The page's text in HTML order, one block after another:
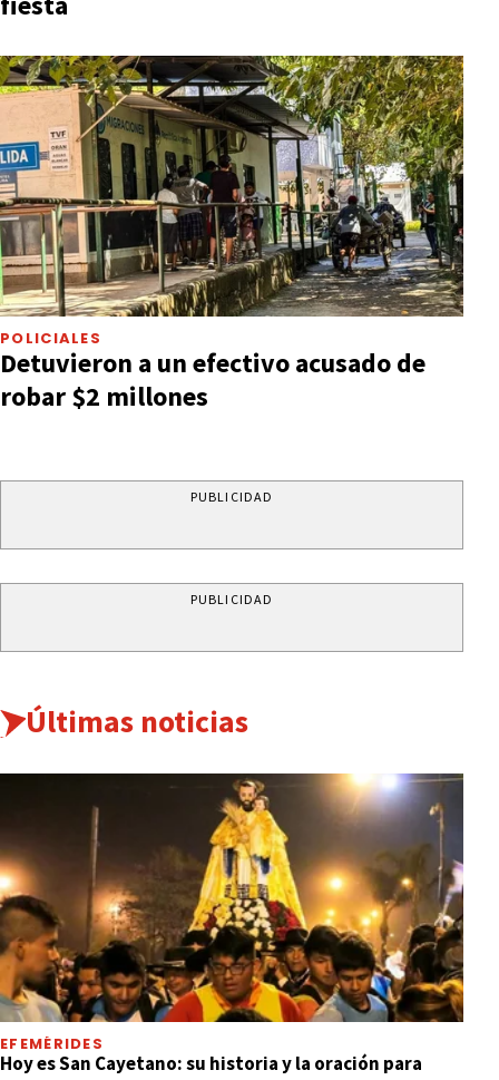
POLICIALES
Detuvieron a un efectivo acusado de
robar $2 millones
PUBLICIDAD
PUBLICIDAD
Últimas noticias
EFEMÉRIDES
Hoy es San Cayetano: su historia y la oración para